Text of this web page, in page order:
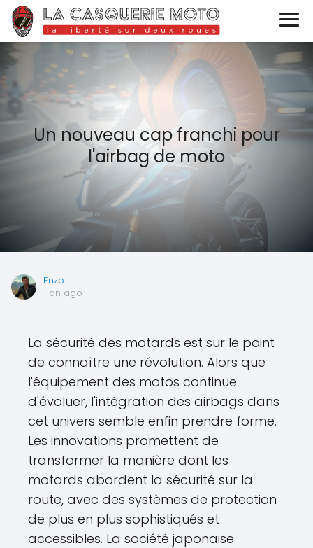
Un nouveau cap franchi pour
l'airbag de moto
Enzo
1 an ago
La sécurité des motards est sur le point
de connaître une révolution. Alors que
l'équipement des motos continue
d'évoluer, l'intégration des airbags dans
cet univers semble enfin prendre forme.
Les innovations promettent de
transformer la manière dont les
motards abordent la sécurité sur la
route, avec des systèmes de protection
de plus en plus sophistiqués et
accessibles. La société japonaise